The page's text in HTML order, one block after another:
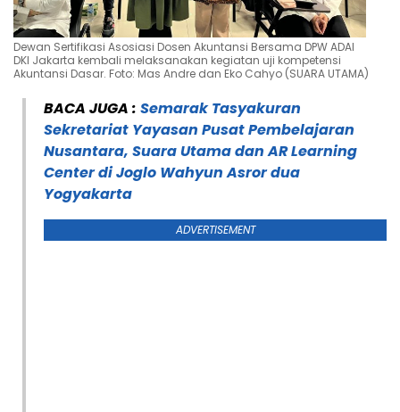
Dewan Sertifikasi Asosiasi Dosen Akuntansi Bersama DPW ADAI
DKI Jakarta kembali melaksanakan kegiatan uji kompetensi
Akuntansi Dasar. Foto: Mas Andre dan Eko Cahyo (SUARA UTAMA)
BACA JUGA : Semarak Tasyakuran
Sekretariat Yayasan Pusat Pembelajaran
Nusantara, Suara Utama dan AR Learning
Center di Joglo Wahyun Asror dua
Yogyakarta
ADVERTISEMENT